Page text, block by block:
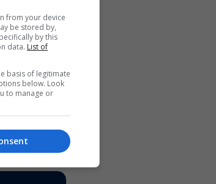
me
në
shesh dhe
from your device
be stored by,
by this
data. List of
basis of legitimate
below. Look
to manage or